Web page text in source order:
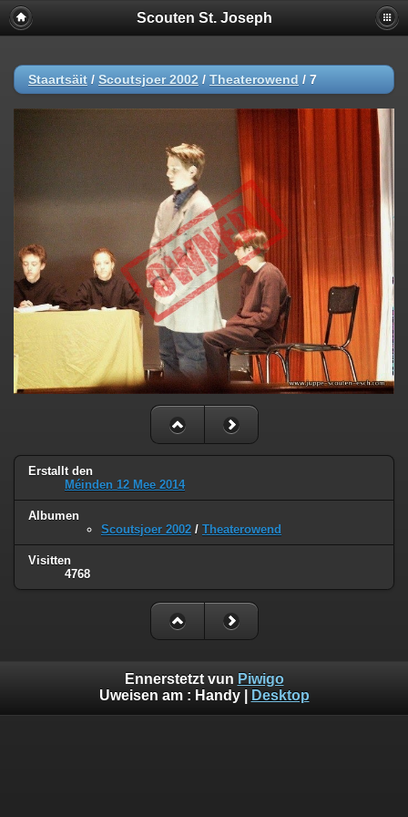
Scouten St. Joseph
Staartsäit / Scoutsjoer 2002 / Theaterowend / 7
Erstallt den
Méinden 12 Mee 2014
Albumen
Scoutsjoer 2002 / Theaterowend
Visitten
4768
Ennerstetzt vun Piwigo
Uweisen am : Handy| Desktop